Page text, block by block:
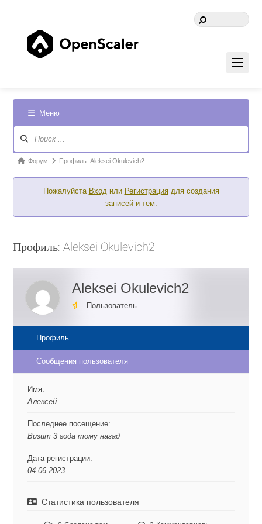
Меню
Форума
ФорумФорум Профиль: Aleksei Okulevich2
Пожалуйста Входили Регистрациядля создания
записей и тем.
Профиль: Aleksei Okulevich2
Aleksei Okulevich2
Пользователь
Профиль
Сообщения пользователя
Имя:
Алексей
Последнее посещение:
Визит 3 года тому назад
Дата регистрации:
04.06.2023
Статистика пользователя